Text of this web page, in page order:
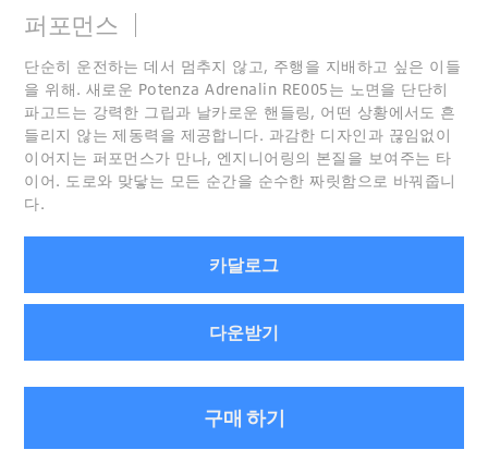
퍼포먼스
단순히 운전하는 데서 멈추지 않고, 주행을 지배하고 싶은 이들
을 위해. 새로운 Potenza Adrenalin RE005는 노면을 단단히
파고드는 강력한 그립과 날카로운 핸들링, 어떤 상황에서도 흔
들리지 않는 제동력을 제공합니다. 과감한 디자인과 끊임없이
이어지는 퍼포먼스가 만나, 엔지니어링의 본질을 보여주는 타
이어. 도로와 맞닿는 모든 순간을 순수한 짜릿함으로 바꿔줍니
다.
카달로그
다운받기
구매 하기